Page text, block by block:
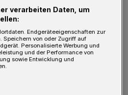
sollen im Frühjahr 2024
im November 2024
verarbeiten Daten, um
Endgeräteeigenschaften zur
Speichern von oder Zugriff auf
Personalisierte Werbung und
und der Performance von
sowie Entwicklung und